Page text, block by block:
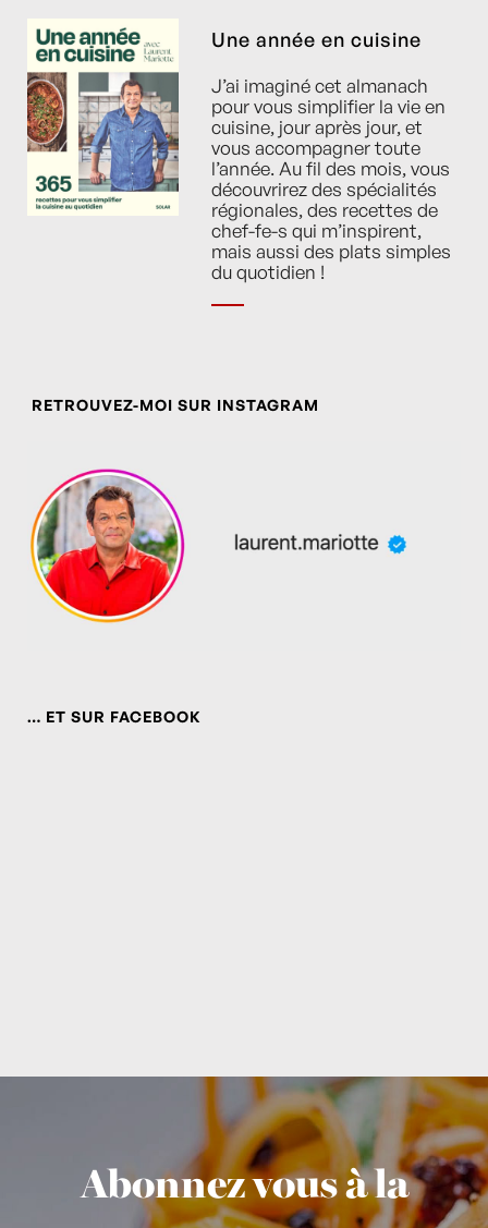
Une année en cuisine
J’ai imaginé cet almanach
pour vous simplifier la vie en
cuisine, jour après jour, et
vous accompagner toute
l’année. Au fil des mois, vous
découvrirez des spécialités
régionales, des recettes de
chef-fe-s qui m’inspirent,
mais aussi des plats simples
du quotidien !
RETROUVEZ-MOI SUR INSTAGRAM
… ET SUR FACEBOOK
Abonnez vous à la